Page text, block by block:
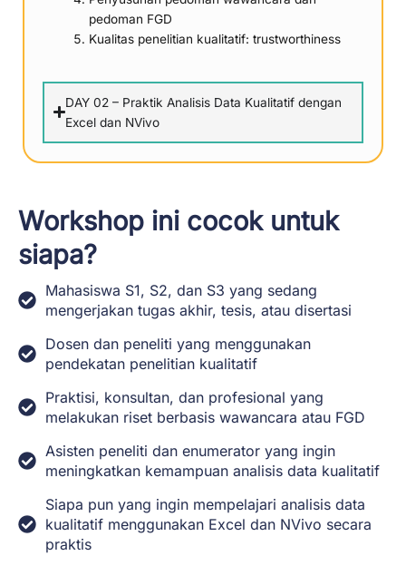
pedoman FGD
Kualitas penelitian kualitatif: trustworthiness
DAY 02 – Praktik Analisis Data Kualitatif dengan
Excel dan NVivo
Workshop ini cocok untuk
siapa?
Mahasiswa S1, S2, dan S3 yang sedang
mengerjakan tugas akhir, tesis, atau disertasi
Dosen dan peneliti yang menggunakan
pendekatan penelitian kualitatif
Praktisi, konsultan, dan profesional yang
melakukan riset berbasis wawancara atau FGD
Asisten peneliti dan enumerator yang ingin
meningkatkan kemampuan analisis data kualitatif
Siapa pun yang ingin mempelajari analisis data
kualitatif menggunakan Excel dan NVivo secara
praktis